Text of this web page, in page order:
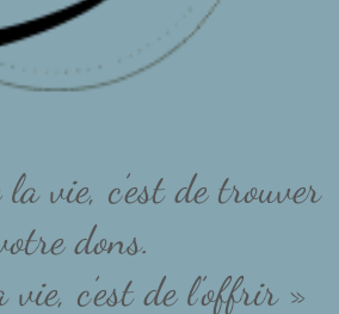
vie, c’est de trouver
dons.
c’est de l’offrir »